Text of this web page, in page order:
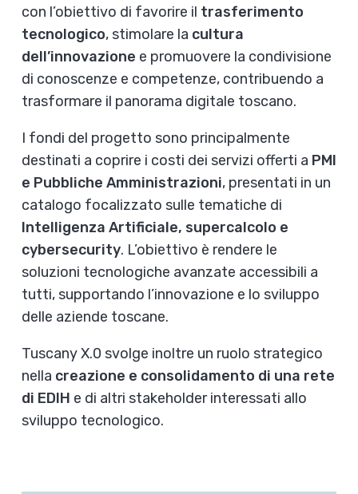
con l’obiettivo di favorire il trasferimento
tecnologico, stimolare la cultura
dell’innovazione e promuovere la condivisione
di conoscenze e competenze, contribuendo a
trasformare il panorama digitale toscano.
I fondi del progetto sono principalmente
destinati a coprire i costi dei servizi offerti a PMI
e Pubbliche Amministrazioni, presentati in un
catalogo focalizzato sulle tematiche di
Intelligenza Artificiale, supercalcolo e
cybersecurity. L’obiettivo è rendere le
soluzioni tecnologiche avanzate accessibili a
tutti, supportando l’innovazione e lo sviluppo
delle aziende toscane.
Tuscany X.0 svolge inoltre un ruolo strategico
nella creazione e consolidamento di una rete
di EDIH e di altri stakeholder interessati allo
sviluppo tecnologico.